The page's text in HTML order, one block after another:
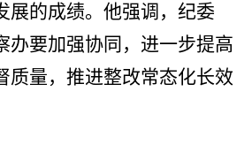
展的成绩。他强调，纪委
办要加强协同，进一步提高
质量，推进整改常态化长效